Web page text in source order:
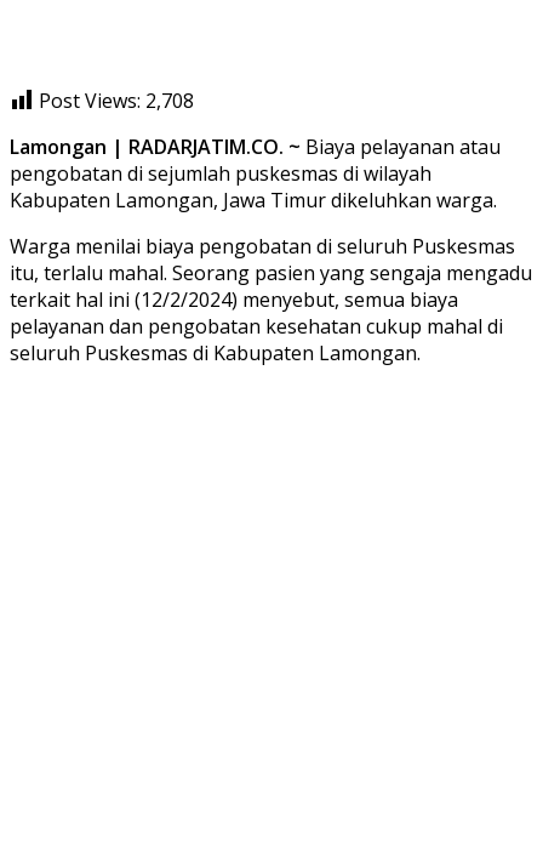
Post Views: 2,708
Lamongan | RADARJATIM.CO. ~ Biaya pelayanan atau
pengobatan di sejumlah puskesmas di wilayah
Kabupaten Lamongan, Jawa Timur dikeluhkan warga.
Warga menilai biaya pengobatan di seluruh Puskesmas
itu, terlalu mahal. Seorang pasien yang sengaja mengadu
terkait hal ini (12/2/2024) menyebut, semua biaya
pelayanan dan pengobatan kesehatan cukup mahal di
seluruh Puskesmas di Kabupaten Lamongan.